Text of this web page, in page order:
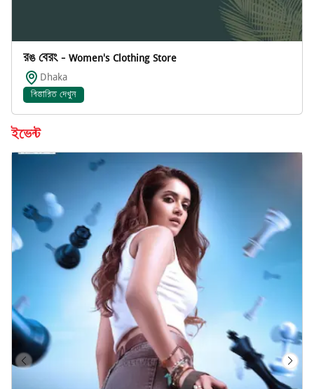
রঙ বেরং - Women's Clothing Store
Dhaka
বিস্তারিত দেখুন
ইভেন্ট